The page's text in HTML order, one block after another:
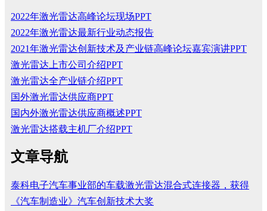
2022年激光雷达高峰论坛现场PPT
2022年激光雷达最新行业动态报告
2021年激光雷达创新技术及产业链高峰论坛嘉宾演讲PPT
激光雷达上市公司介绍PPT
激光雷达全产业链介绍PPT
国外激光雷达供应商PPT
国内外激光雷达供应商概述PPT
激光雷达搭载主机厂介绍PPT
文章导航
泰科电子汽车事业部的车载激光雷达混合式连接器，获得
《汽车制造业》汽车创新技术大奖